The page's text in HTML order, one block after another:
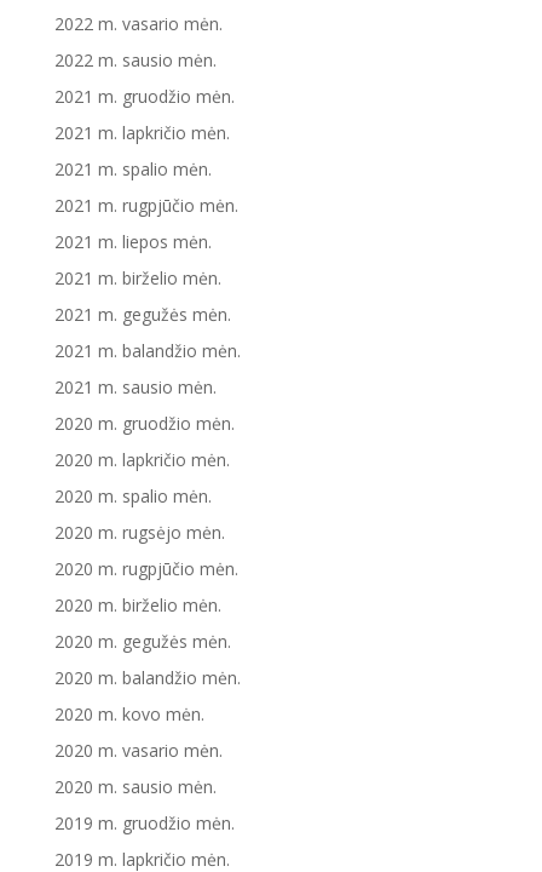
2022 m. vasario mėn.
2022 m. sausio mėn.
2021 m. gruodžio mėn.
2021 m. lapkričio mėn.
2021 m. spalio mėn.
2021 m. rugpjūčio mėn.
2021 m. liepos mėn.
2021 m. birželio mėn.
2021 m. gegužės mėn.
2021 m. balandžio mėn.
2021 m. sausio mėn.
2020 m. gruodžio mėn.
2020 m. lapkričio mėn.
2020 m. spalio mėn.
2020 m. rugsėjo mėn.
2020 m. rugpjūčio mėn.
2020 m. birželio mėn.
2020 m. gegužės mėn.
2020 m. balandžio mėn.
2020 m. kovo mėn.
2020 m. vasario mėn.
2020 m. sausio mėn.
2019 m. gruodžio mėn.
2019 m. lapkričio mėn.